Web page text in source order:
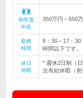
初年度
年収
350万円～650
勤務
時間
8：30～17：
時間以下です。
休日
休暇
* 週休2日制（
次有給休暇（